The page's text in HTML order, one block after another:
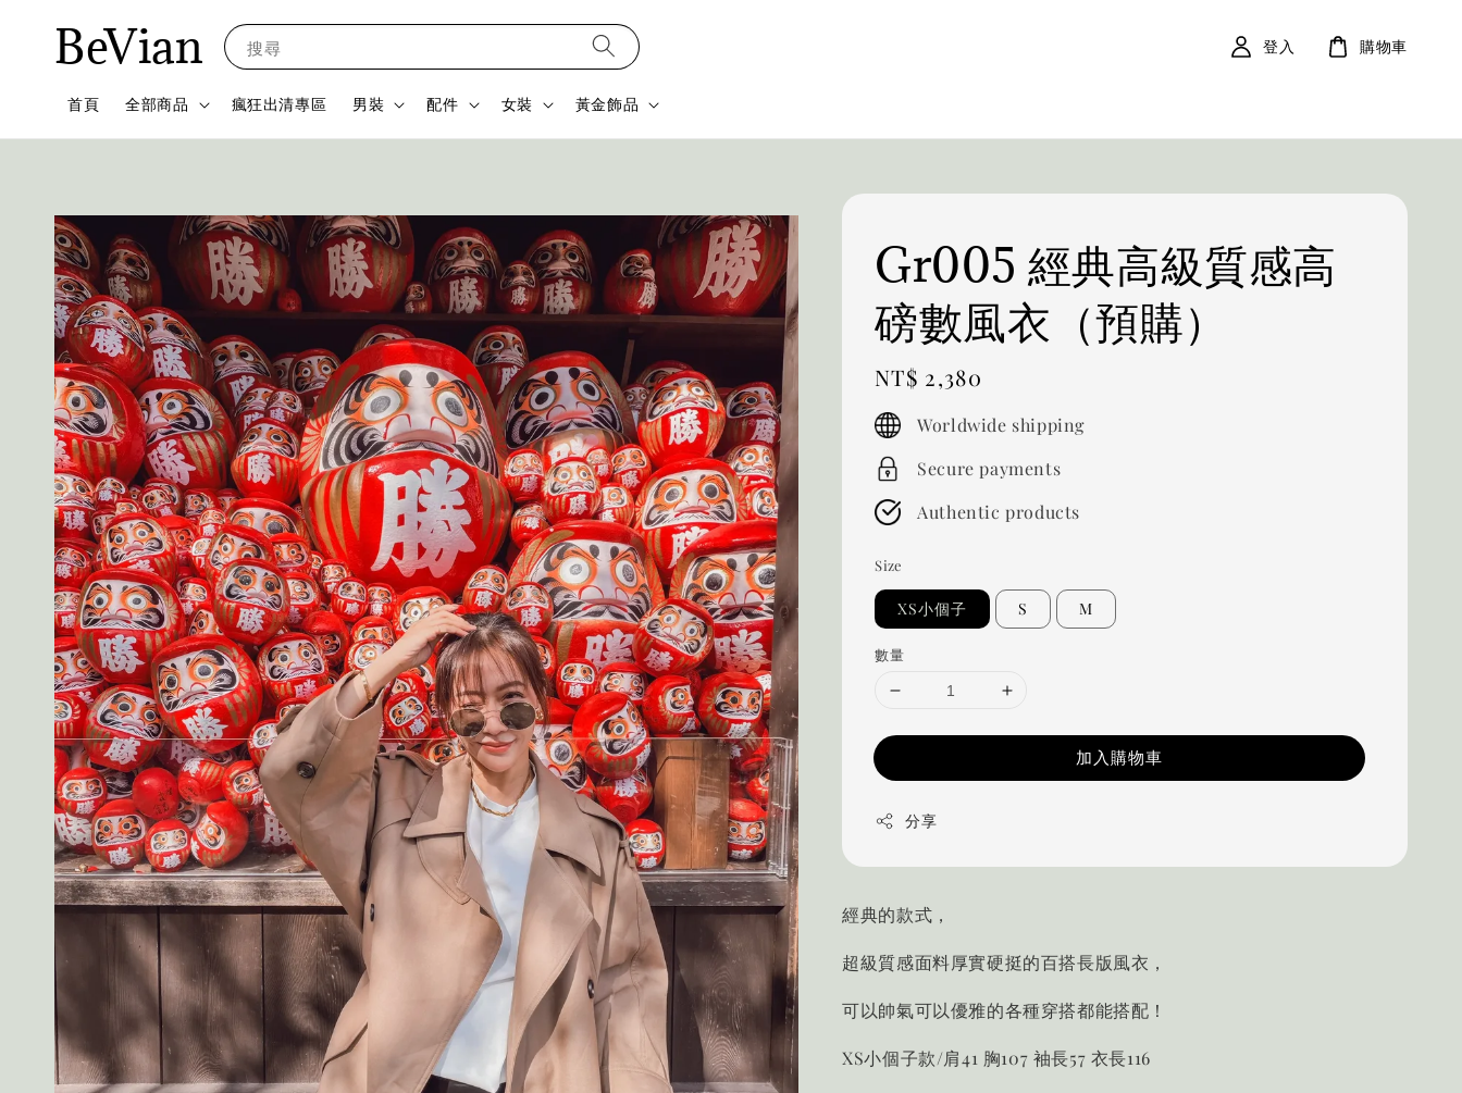
BeVian 搜尋
首頁 全部商品 瘋狂出清專區 男裝 配件 女裝 黃金飾品
登入 購物車
Gr005 經典高級質感高
磅數風衣（預購）
Regular
price
NT$ 2,380
Worldwide shipping
Secure payments
Authentic products
Size
XS小個子 S M
數量
加入購物車
分享
經典的款式，
超級質感面料厚實硬挺的百搭長版風衣，
可以帥氣可以優雅的各種穿搭都能搭配！
XS小個子款/肩41 胸107 袖長57 衣長116